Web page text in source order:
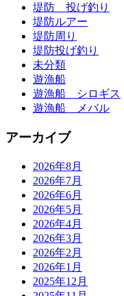
堤防 投げ釣り
堤防ルアー
堤防周り
堤防投げ釣り
未分類
遊漁船
遊漁船 シロギス
遊漁船 メバル
アーカイブ
2026年8月
2026年7月
2026年6月
2026年5月
2026年4月
2026年3月
2026年2月
2026年1月
2025年12月